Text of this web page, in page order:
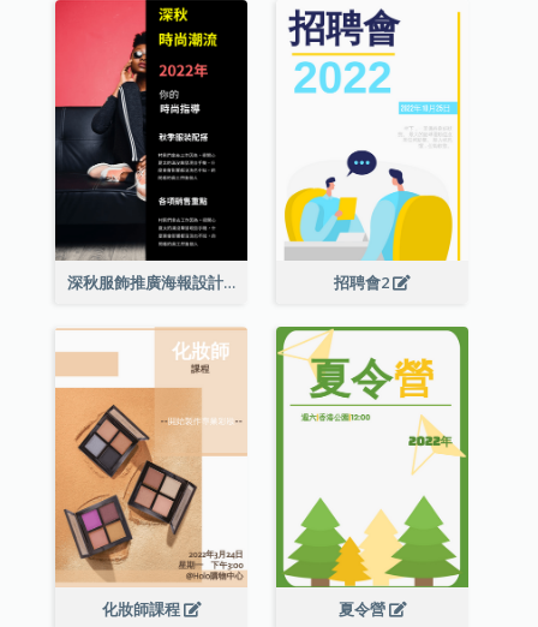
深秋服飾推廣海報設計 招聘會2
化妝師課程 夏令營